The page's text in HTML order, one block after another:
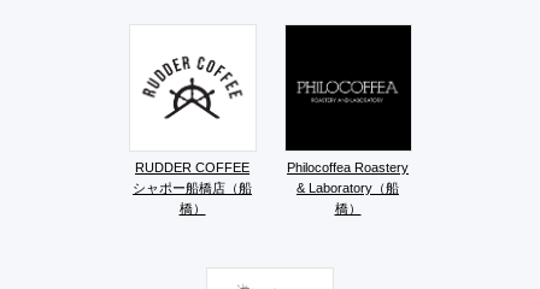
RUDDER COFFEE
シャポー船橋店（船
橋）
Philocoffea Roastery
& Laboratory（船
橋）